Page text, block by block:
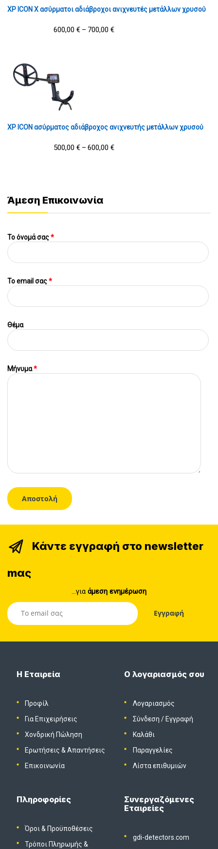
XP ICON X ασύρματοι αδιάβροχοι ανιχνευτές μετάλλων χρυσού
600,00 € – 700,00 €
XP ICON ασύρματος αδιάβροχος ανιχνευτής μετάλλων χρυσού
500,00 € – 600,00 €
Άμεση Επικοινωνία
Το όνομά σας*
To email σας*
Θέμα
Μήνυμα*
Κάντε εγγραφή στο newsletter
mας
...για άμεση ενημέρωση
Η Εταιρεία
Προφίλ
Για Επιχειρήσεις
Χονδρική Πώληση
Ερωτήσεις & Απαντήσεις
Επικοινωνία
Ο λογαριασμός σου
Λογαριασμός
Σύνδεση / Εγγραφή
Καλάθι
Παραγγελίες
Λίστα επιθυμιών
Πληροφορίες
Όροι & Προϋποθέσεις
Τρόποι Πληρωμής &
Συνεργαζόμενες
Εταιρείες
gdi-detectors.com